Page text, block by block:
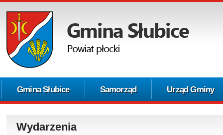
Gmina Słubice Samorząd Urząd Gminy
Wydarzenia